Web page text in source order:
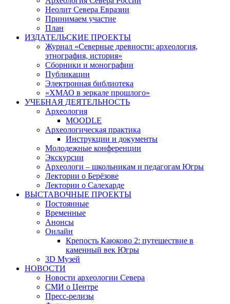
Неолит Севера Евразии
Принимаем участие
План
ИЗДАТЕЛЬСКИЕ ПРОЕКТЫ
Журнал «Северные древности: археология,
этнография, история»
Сборники и монографии
Публикации
Электронная библиотека
«ХМАО в зеркале прошлого»
УЧЕБНАЯ ДЕЯТЕЛЬНОСТЬ
Археология
MOODLE
Археологическая практика
Инструкции и документы
Молодежные конференции
Экскурсии
Археологи – школьникам и педагогам Югры
Лектории о Берёзове
Лектории о Салехарде
ВЫСТАВОЧНЫЕ ПРОЕКТЫ
Постоянные
Временные
Анонсы
Онлайн
Крепость Каюково 2: путешествие в
каменный век Югры
3D Музей
НОВОСТИ
Новости археологии Севера
СМИ о Центре
Пресс-релизы